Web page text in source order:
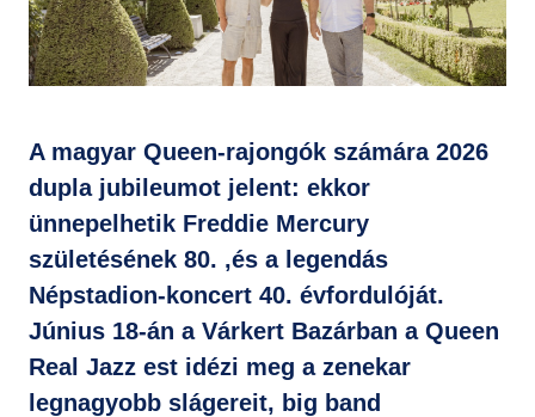
GYIK
A magyar Queen-rajongók számára 2026
dupla jubileumot jelent: ekkor
ünnepelhetik Freddie Mercury
születésének 80. ,és a legendás
Népstadion-koncert 40. évfordulóját.
Június 18-án a Várkert Bazárban a Queen
Real Jazz est idézi meg a zenekar
legnagyobb slágereit, big band